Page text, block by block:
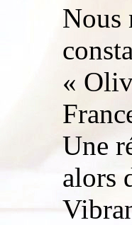
Nous
«
Une
alors